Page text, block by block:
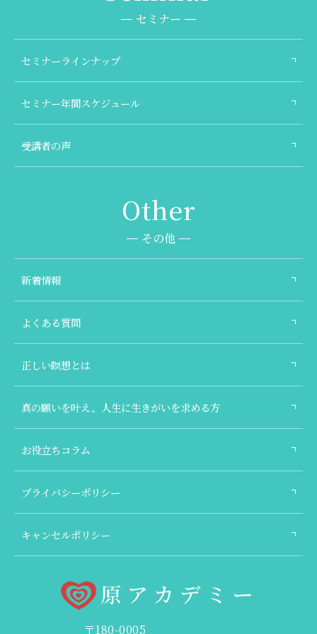
〒180-0005
セミナー
セミナーラインナップ
セミナー年間スケジュール
受講者の声
その他
新着情報
よくある質問
正しい瞑想とは
真の願いを叶え、人生に生きがいを求める方
お役立ちコラム
プライバシーポリシー
キャンセルポリシー